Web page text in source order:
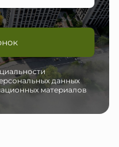
данных
материалов